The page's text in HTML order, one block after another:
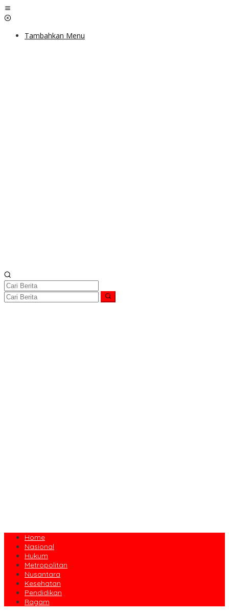
Lewati
ke
Tambahkan Menu
Home
Nasional
Hukum
Metropolitan
Nusantara
Kesehatan
Pendidikan
Ragam